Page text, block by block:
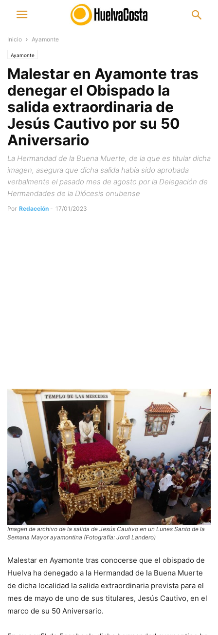
Inicio Ayamonte
Ayamonte
Malestar en Ayamonte tras
denegar el Obispado la
salida extraordinaria de
Jesús Cautivo por su 50
Aniversario
La Hermandad de la Buena Muerte, de la que es titular dicha
imagen, asegura que dicha salida había sido aprobada
verbalmente el pasado mes de agosto por la Delegación de
Hermandades de la Diócesis onubense
Por Redacción - 17/01/2023
Imagen de archivo de la salida de Jesús Cautivo en un Lunes Santo de la
Semana Mayor ayamontina (Fotografía: Jordi Landero)
Malestar en Ayamonte tras conocerse que el obispado de
Huelva ha denegado a la Hermandad de la Buena Muerte
de dicha localidad la salida extraordinaria prevista para el
mes de mayo de uno de sus titulares, Jesús Cautivo, en el
marco de su 50 Aniversario.